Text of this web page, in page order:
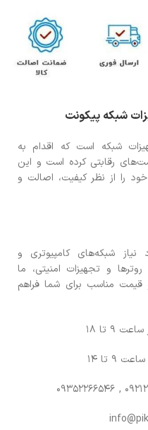
شبکه پیکونت
شبکه است که اقدام به
رقابتی کرده است و این
را از نظر کیفیت، اصالت و
شبکه‌های کامپیوتری و
و تجهیزات امنیتی، ما
قیمت مناسب برای شما فراهم
9 تا 18
9 تا 14